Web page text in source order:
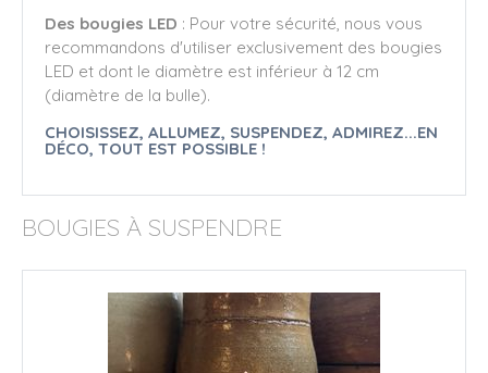
Des bougies LED : Pour votre sécurité, nous vous
recommandons d'utiliser exclusivement des bougies
LED et dont le diamètre est inférieur à 12 cm
(diamètre de la bulle).
CHOISISSEZ, ALLUMEZ, SUSPENDEZ, ADMIREZ...EN
DÉCO, TOUT EST POSSIBLE !
BOUGIES À SUSPENDRE